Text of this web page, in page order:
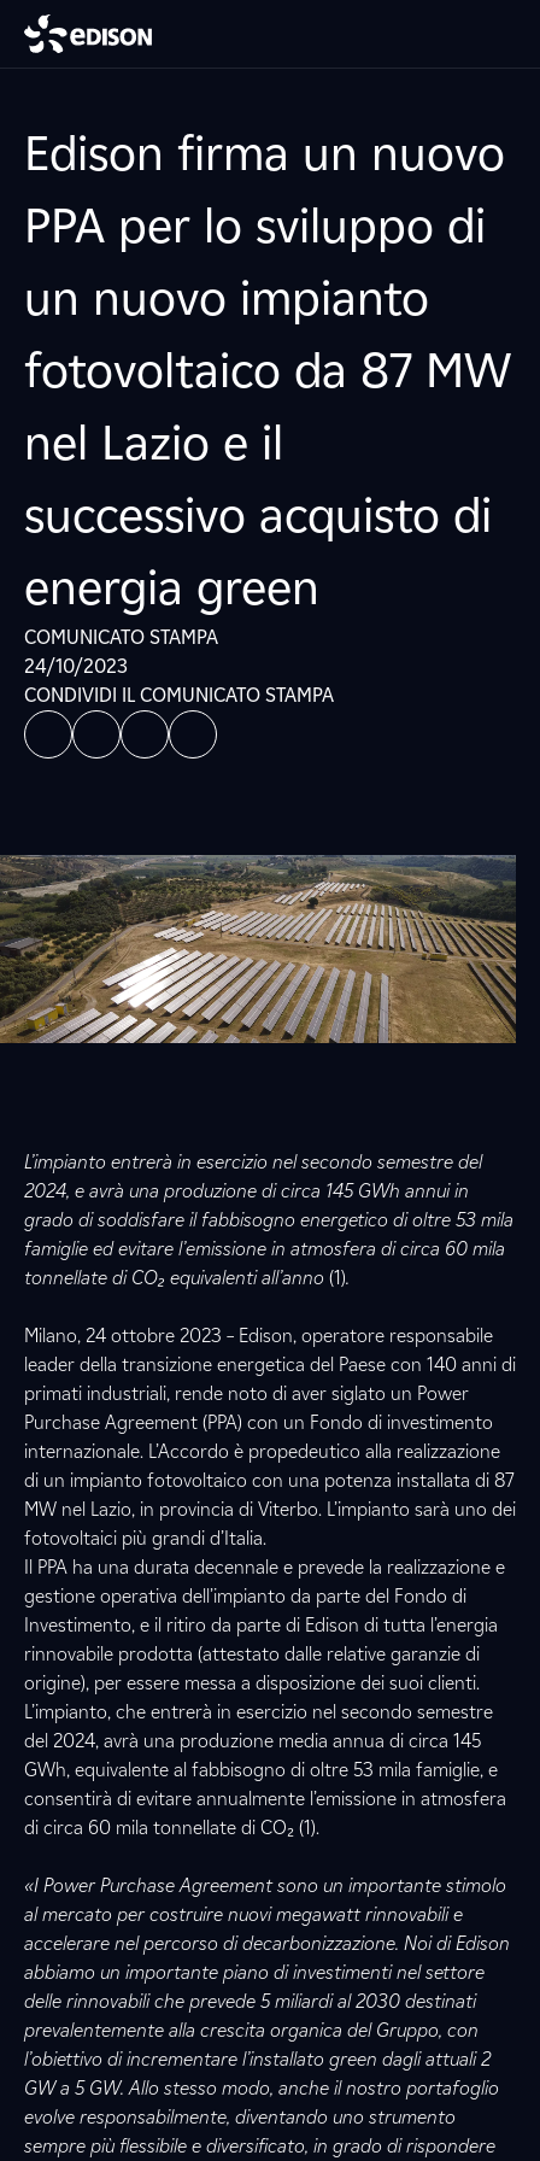
Edison firma un nuovo
PPA per lo sviluppo di
un nuovo impianto
fotovoltaico da 87 MW
nel Lazio e il
successivo acquisto di
energia green
COMUNICATO STAMPA
24/10/2023
CONDIVIDI IL COMUNICATO STAMPA
L’impianto entrerà in esercizio nel secondo semestre del
2024, e avrà una produzione di circa 145 GWh annui in
grado di soddisfare il fabbisogno energetico di oltre 53 mila
famiglie ed evitare l’emissione in atmosfera di circa 60 mila
tonnellate di CO₂ equivalenti all’anno (1).
Milano, 24 ottobre 2023 – Edison, operatore responsabile
leader della transizione energetica del Paese con 140 anni di
primati industriali, rende noto di aver siglato un Power
Purchase Agreement (PPA) con un Fondo di investimento
internazionale. L’Accordo è propedeutico alla realizzazione
di un impianto fotovoltaico con una potenza installata di 87
MW nel Lazio, in provincia di Viterbo. L’impianto sarà uno dei
fotovoltaici più grandi d’Italia.
Il PPA ha una durata decennale e prevede la realizzazione e
gestione operativa dell’impianto da parte del Fondo di
Investimento, e il ritiro da parte di Edison di tutta l’energia
rinnovabile prodotta (attestato dalle relative garanzie di
origine), per essere messa a disposizione dei suoi clienti.
L’impianto, che entrerà in esercizio nel secondo semestre
del 2024, avrà una produzione media annua di circa 145
GWh, equivalente al fabbisogno di oltre 53 mila famiglie, e
consentirà di evitare annualmente l’emissione in atmosfera
di circa 60 mila tonnellate di CO₂ (1).
«I Power Purchase Agreement sono un importante stimolo
al mercato per costruire nuovi megawatt rinnovabili e
accelerare nel percorso di decarbonizzazione. Noi di Edison
abbiamo un importante piano di investimenti nel settore
delle rinnovabili che prevede 5 miliardi al 2030 destinati
prevalentemente alla crescita organica del Gruppo, con
l’obiettivo di incrementare l’installato green dagli attuali 2
GW a 5 GW. Allo stesso modo, anche il nostro portafoglio
evolve responsabilmente, diventando uno strumento
sempre più flessibile e diversificato, in grado di rispondere